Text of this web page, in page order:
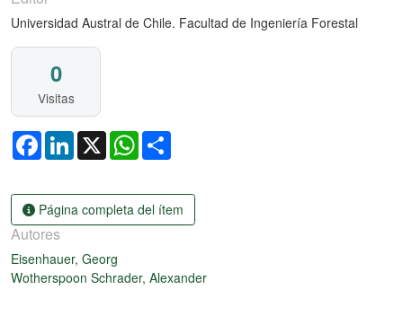
Universidad Austral de Chile. Facultad de Ingeniería Forestal
0
Visitas
FacebookLinkedIn
X WhatsApp
Página completa del ítem
Autores
Eisenhauer, Georg
Wotherspoon Schrader, Alexander